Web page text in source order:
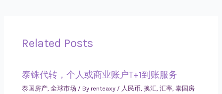
Related Posts
泰铢代转，个人或商业账户T+1到账服务
泰国房产,全球市场 / By renteaxy / 人民币,换汇,汇率,泰国房